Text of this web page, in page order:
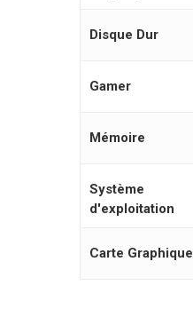
Disque Dur
Gamer
Mémoire
Système
d'exploitation
Carte Graphique